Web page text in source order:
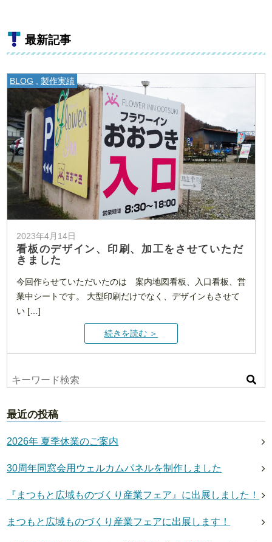
最新記事
BLOG 製作実績
2023年4月14日
看板のデザイン、印刷、加工をさせていただ
きました
今回作らせていただいたのは 案内地図看板、入口看板、営
業中シートです。 大型印刷だけでなく、デザインもさせて
い […]
続きを読む ＞
最近の投稿
2026年 夏季休業のご案内
30周年同窓会用ウェルカムパネルを制作しました
『まつもと広域ものづくり産業フェア』に出展しました！
まつもと広域ものづくり産業フェアに出展します！